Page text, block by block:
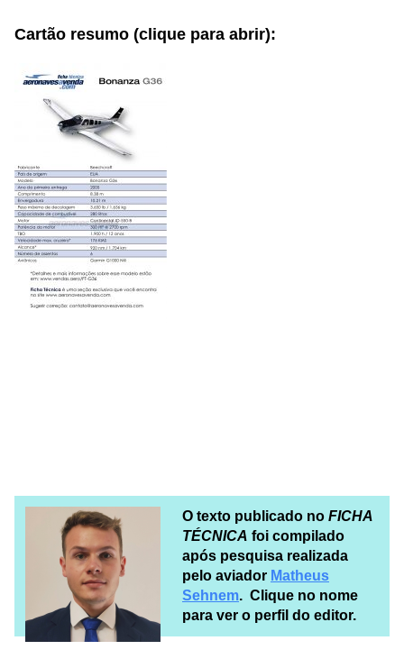
Cartão resumo (clique para abrir):
O texto publicado no FICHA
TÉCNICA foi compilado
após pesquisa realizada
pelo aviador Matheus
Sehnem. Clique no nome
para ver o perfil do editor.